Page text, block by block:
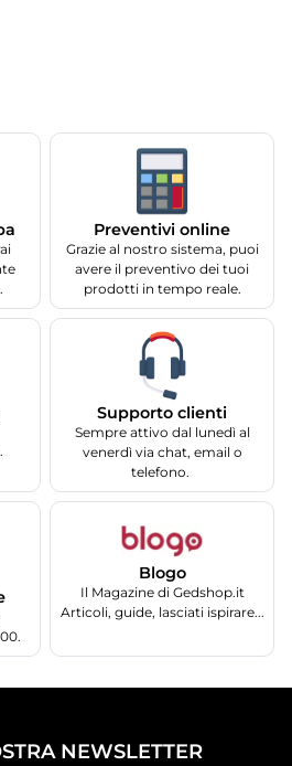
Preventivi online
Grazie al nostro sistema, puoi
avere il preventivo dei tuoi
prodotti in tempo reale.
Supporto clienti
Sempre attivo dal lunedì al
venerdì via chat, email o
telefono.
Blogo
Il Magazine di Gedshop.it
Articoli, guide, lasciati ispirare...
NEWSLETTER